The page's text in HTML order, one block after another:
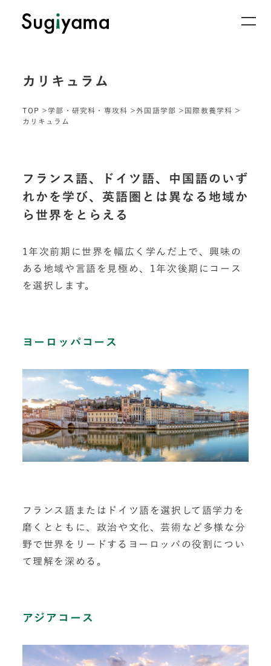
カリキュラム
TOP 学部・研究科・専攻科 外国語学部
国際教養学科
カリキュラム
フランス語、ドイツ語、中国語のいず
れかを学び、英語圏とは異なる地域か
ら世界をとらえる
1年次前期に世界を幅広く学んだ上で、興味の
ある地域や言語を見極め、1年次後期にコース
を選択します。
ヨーロッパコース
フランス語またはドイツ語を選択して語学力を
磨くとともに、政治や文化、芸術など多様な分
野で世界をリードするヨーロッパの役割につい
て理解を深める。
アジアコース